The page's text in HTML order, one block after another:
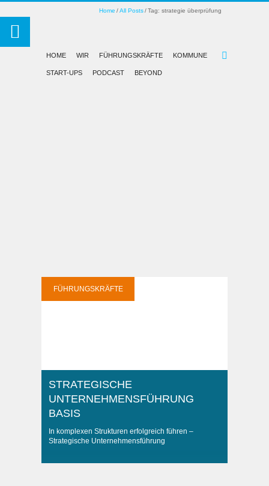
Home All Posts Tag: strategie überprüfung
HOME WIR FÜHRUNGSKRÄFTE KOMMUNE
START-UPS PODCAST BEYOND
FÜHRUNGSKRÄFTE
STRATEGISCHE
UNTERNEHMENSFÜHRUNG
BASIS
In komplexen Strukturen erfolgreich führen –
Strategische Unternehmensführung